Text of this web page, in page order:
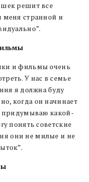
решит все
меня странной и
и фильмы очень
У нас в семье
я должна буду
когда он начинает
придумываю какой-
понять советские
они не милые и не